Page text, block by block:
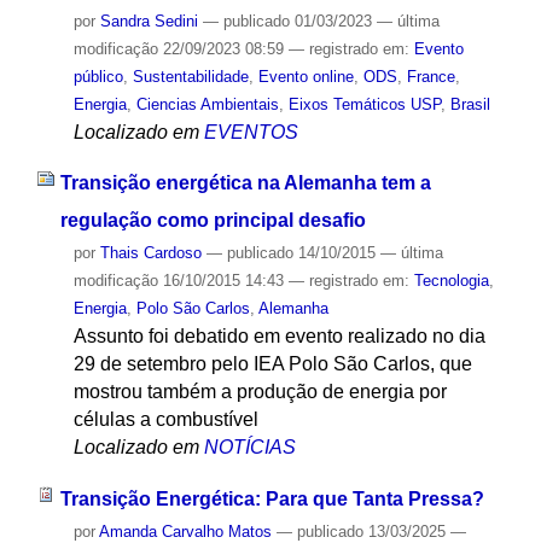
por Sandra Sedini — publicado01/03/2023 — última
modificação22/09/2023 08:59 — registrado em: Evento
público, Sustentabilidade, Evento online, ODS France,
Energia, Ciencias Ambientais Eixos Temáticos USP, Brasil
Localizado em EVENTOS
Transição energética na Alemanha tem a
regulação como principal desafio
por Thais Cardoso — publicado14/10/2015 — última
modificação16/10/2015 14:43 — registrado em: Tecnologia,
Energia, Polo São Carlos, Alemanha
Assunto foi debatido em evento realizado no dia
29 de setembro pelo IEA Polo São Carlos, que
mostrou também a produção de energia por
células a combustível
Localizado em NOTÍCIAS
Transição Energética: Para que Tanta Pressa?
por Amanda Carvalho Matos — publicado13/03/2025 —